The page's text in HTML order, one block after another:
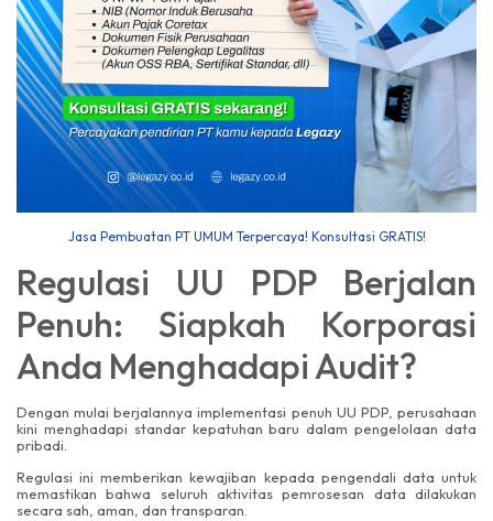
Jasa Pembuatan PT UMUM Terpercaya! Konsultasi GRATIS!
Regulasi UU PDP Berjalan
Penuh: Siapkah Korporasi
Anda Menghadapi Audit?
Dengan mulai berjalannya implementasi penuh UU PDP, perusahaan
kini menghadapi standar kepatuhan baru dalam pengelolaan data
pribadi.
Regulasi ini memberikan kewajiban kepada pengendali data untuk
memastikan bahwa seluruh aktivitas pemrosesan data dilakukan
secara sah, aman, dan transparan.